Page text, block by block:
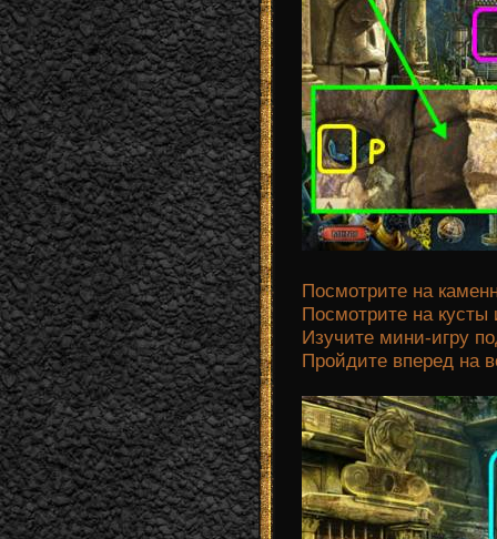
Посмотрите на
Посмотрите на
Изучите мини-игру
Пройдите вперед на